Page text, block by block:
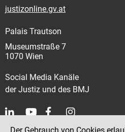
justizonline.gv.at
Palais Trautson
Museumstraße 7
1070 Wien
Social Media Kanäle
der Justiz und des BMJ